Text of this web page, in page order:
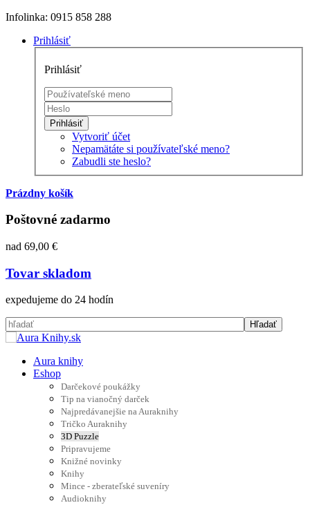
Infolinka: 0915 858 288
Prihlásiť
Prihlásiť
Prihlásiť
Vytvoriť účet
Nepamätáte si používateľské meno?
Zabudli ste heslo?
Prázdny košík
Poštovné zadarmo
nad 69,00 €
Tovar skladom
expedujeme do 24 hodín
Aura knihy
Eshop
Darčekové poukážky
Tip na vianočný darček
Najpredávanejšie na Auraknihy
Tričko Auraknihy
3D Puzzle
Pripravujeme
Knižné novinky
Knihy
Mince - zberateľské suveníry
Audioknihy